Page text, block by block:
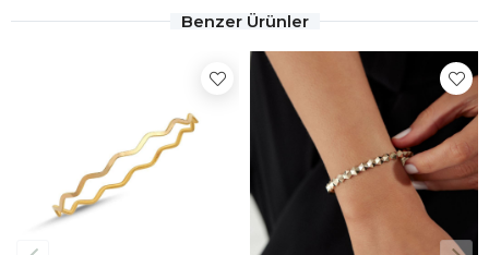
Benzer Ürünler